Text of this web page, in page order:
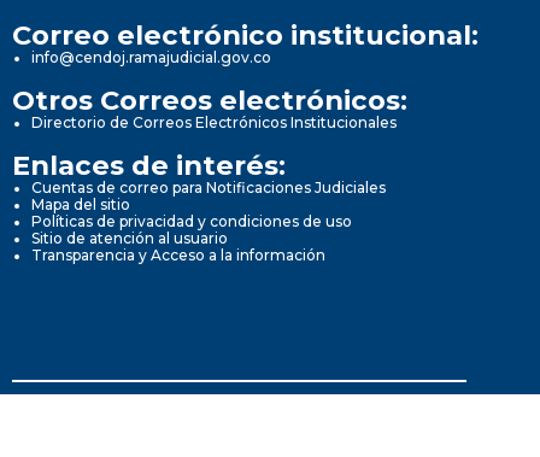
Correo electrónico institucional:
info@cendoj.ramajudicial.gov.co
Otros Correos electrónicos:
Directorio de Correos Electrónicos Institucionales
Enlaces de interés:
Cuentas de correo para Notificaciones Judiciales
Mapa del sitio
Políticas de privacidad y condiciones de uso
Sitio de atención al usuario
Transparencia y Acceso a la información